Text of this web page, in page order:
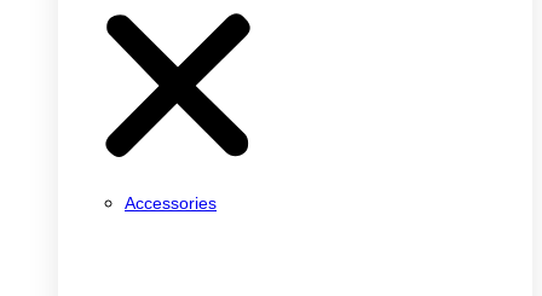
Accessories